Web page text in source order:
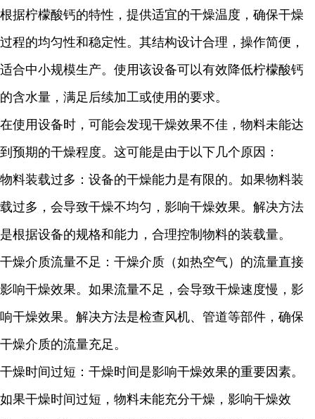
根据柠檬酸钙的特性，提供适宜的干燥温度，确保干燥
过程的均匀性和稳定性。其结构设计合理，操作简便，
适合中小规模生产。使用该设备可以有效降低柠檬酸钙
的含水量，满足后续加工或使用的要求。
在使用设备时，可能会发现干燥效果不佳，物料未能达
到预期的干燥程度。这可能是由于以下几个原因：
物料装载过多：设备的干燥能力是有限的。如果物料装
载过多，会导致干燥不均匀，影响干燥效果。解决方法
是根据设备的规格和能力，合理控制物料的装载量。
干燥介质流量不足：干燥介质（如热空气）的流量直接
影响干燥效果。如果流量不足，会导致干燥速度慢，影
响干燥效果。解决方法是检查风机、管道等部件，确保
干燥介质的流量充足。
干燥时间过短：干燥时间是影响干燥效果的重要因素。
如果干燥时间过短，物料未能充分干燥，影响干燥效